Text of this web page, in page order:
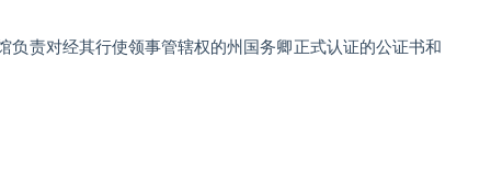
责对经其行使领事管辖权的州国务卿正式认证的公证书和